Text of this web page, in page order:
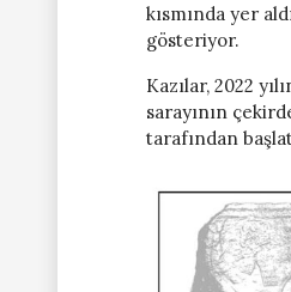
kısmında yer
gösteriyor.
Kazılar, 2022
sarayının
tarafından